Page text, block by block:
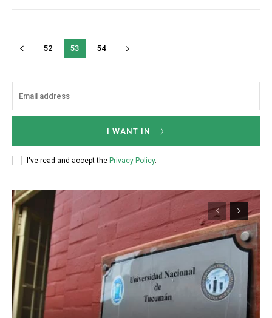
52 53 54
I WANT IN
I've read and accept the Privacy Policy.